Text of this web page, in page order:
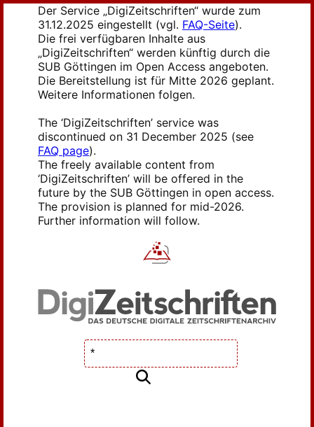
Der Service „DigiZeitschriften“ wurde zum
31.12.2025 eingestellt (vgl. FAQ-Seite).
Die frei verfügbaren Inhalte aus
„DigiZeitschriften“ werden künftig durch die
SUB Göttingen im Open Access angeboten.
Die Bereitstellung ist für Mitte 2026 geplant.
Weitere Informationen folgen.
The ‘DigiZeitschriften’ service was
discontinued on 31 December 2025 (see
FAQ page).
The freely available content from
‘DigiZeitschriften’ will be offered in the
future by the SUB Göttingen in open access.
The provision is planned for mid-2026.
Further information will follow.